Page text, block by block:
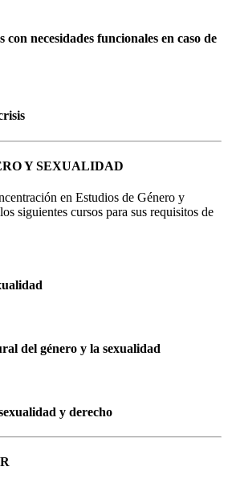
con necesidades funcionales en caso de
Y SEXUALIDAD
en Estudios de Género y
siguientes cursos para sus requisitos de
del género y la sexualidad
y derecho